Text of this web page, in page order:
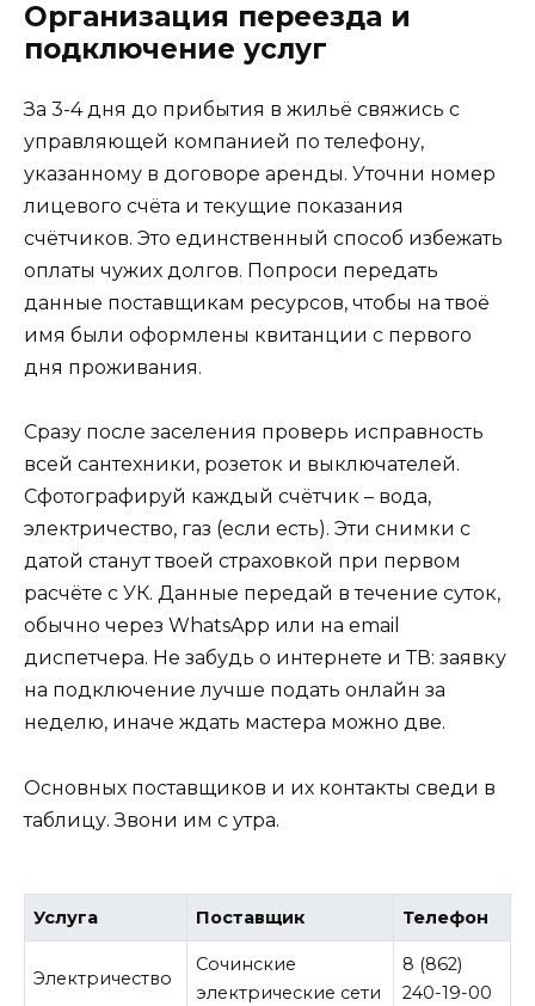
Организация переезда и
подключение услуг
За 3-4 дня до прибытия в жильё свяжись с
управляющей компанией по телефону,
указанному в договоре аренды. Уточни номер
лицевого счёта и текущие показания
счётчиков. Это единственный способ избежать
оплаты чужих долгов. Попроси передать
данные поставщикам ресурсов, чтобы на твоё
имя были оформлены квитанции с первого
дня проживания.
Сразу после заселения проверь исправность
всей сантехники, розеток и выключателей.
Сфотографируй каждый счётчик – вода,
электричество, газ (если есть). Эти снимки с
датой станут твоей страховкой при первом
расчёте с УК. Данные передай в течение суток,
обычно через WhatsApp или на email
диспетчера. Не забудь о интернете и ТВ: заявку
на подключение лучше подать онлайн за
неделю, иначе ждать мастера можно две.
Основных поставщиков и их контакты сведи в
таблицу. Звони им с утра.
Услуга Поставщик Телефон
Электричество
Сочинские
электрические сети
8 (862)
240-19-00